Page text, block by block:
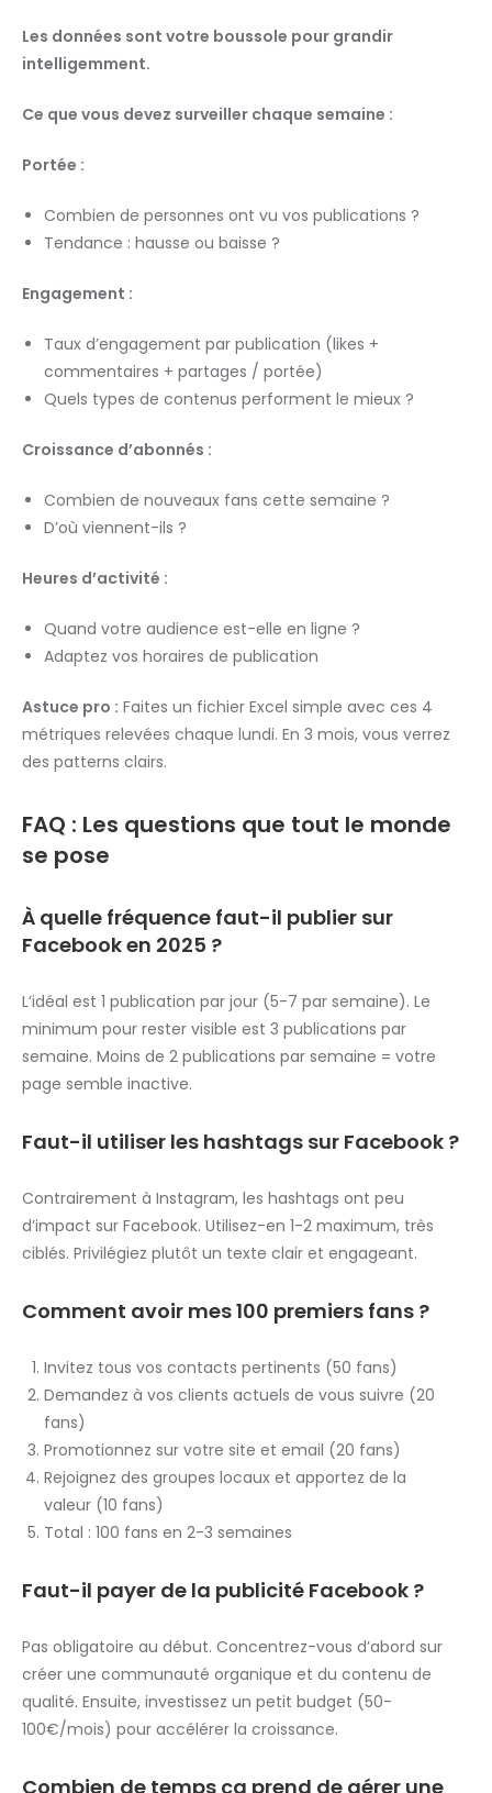
Les données sont votre boussole pour grandir
intelligemment.
Ce que vous devez surveiller chaque semaine :
Portée :
Combien de personnes ont vu vos publications ?
Tendance : hausse ou baisse ?
Engagement :
Taux d’engagement par publication (likes +
commentaires + partages / portée)
Quels types de contenus performent le mieux ?
Croissance d’abonnés :
Combien de nouveaux fans cette semaine ?
D’où viennent-ils ?
Heures d’activité :
Quand votre audience est-elle en ligne ?
Adaptez vos horaires de publication
Astuce pro : Faites un fichier Excel simple avec ces 4
métriques relevées chaque lundi. En 3 mois, vous verrez
des patterns clairs.
FAQ : Les questions que tout le monde
se pose
À quelle fréquence faut-il publier sur
Facebook en 2025 ?
L’idéal est 1 publication par jour (5-7 par semaine). Le
minimum pour rester visible est 3 publications par
semaine. Moins de 2 publications par semaine = votre
page semble inactive.
Faut-il utiliser les hashtags sur Facebook ?
Contrairement à Instagram, les hashtags ont peu
d’impact sur Facebook. Utilisez-en 1-2 maximum, très
ciblés. Privilégiez plutôt un texte clair et engageant.
Comment avoir mes 100 premiers fans ?
Invitez tous vos contacts pertinents (50 fans)
Demandez à vos clients actuels de vous suivre (20
fans)
Promotionnez sur votre site et email (20 fans)
Rejoignez des groupes locaux et apportez de la
valeur (10 fans)
Total : 100 fans en 2-3 semaines
Faut-il payer de la publicité Facebook ?
Pas obligatoire au début. Concentrez-vous d’abord sur
créer une communauté organique et du contenu de
qualité. Ensuite, investissez un petit budget (50-
100€/mois) pour accélérer la croissance.
Combien de temps ça prend de gérer une